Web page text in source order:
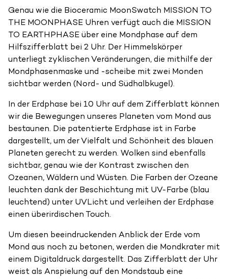
Genau wie die Bioceramic MoonSwatch MISSION TO
THE MOONPHASE Uhren verfügt auch die MISSION
TO EARTHPHASE über eine Mondphase auf dem
Hilfszifferblatt bei 2 Uhr. Der Himmelskörper
unterliegt zyklischen Veränderungen, die mithilfe der
Mondphasenmaske und -scheibe mit zwei Monden
sichtbar werden (Nord- und Südhalbkugel).
In der Erdphase bei 10 Uhr auf dem Zifferblatt können
wir die Bewegungen unseres Planeten vom Mond aus
bestaunen. Die patentierte Erdphase ist in Farbe
dargestellt, um der Vielfalt und Schönheit des blauen
Planeten gerecht zu werden. Wolken sind ebenfalls
sichtbar, genau wie der Kontrast zwischen den
Ozeanen, Wäldern und Wüsten. Die Farben der Ozeane
leuchten dank der Beschichtung mit UV-Farbe (blau
leuchtend) unter UVLicht und verleihen der Erdphase
einen überirdischen Touch.
Um diesen beeindruckenden Anblick der Erde vom
Mond aus noch zu betonen, werden die Mondkrater mit
einem Digitaldruck dargestellt. Das Zifferblatt der Uhr
weist als Anspielung auf den Mondstaub eine